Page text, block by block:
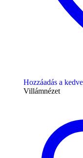
Hozzáadás a
Villámnézet